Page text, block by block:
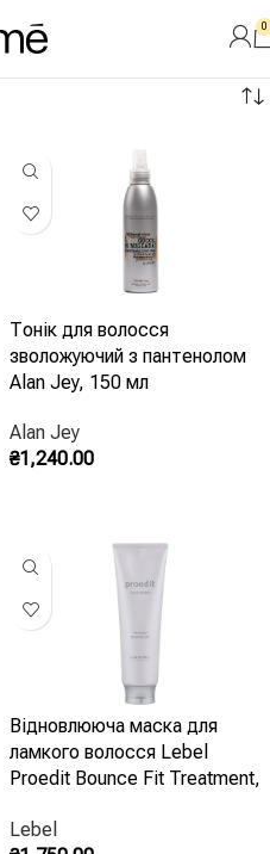
0
Тонік для волосся
зволожуючий з пантенолом
Alan Jey, 150 мл
Alan Jey
₴1,240.00
Відновлююча маска для
ламкого волосся Lebel
Proedit Bounce Fit Treatment,
Lebel